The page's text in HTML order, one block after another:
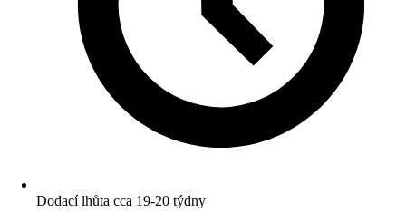
Dodací lhůta cca 19-20 týdny